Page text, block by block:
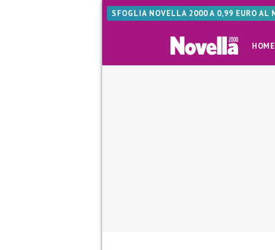
SFOGLIA NOVELLA 2000 A 0,99 EURO AL
HOME